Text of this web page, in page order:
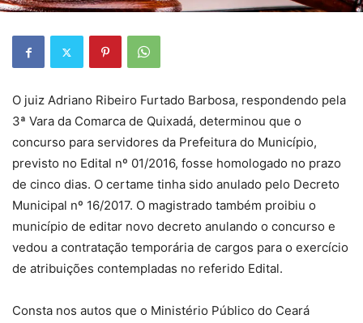
O juiz Adriano Ribeiro Furtado Barbosa, respondendo pela
3ª Vara da Comarca de Quixadá, determinou que o
concurso para servidores da Prefeitura do Município,
previsto no Edital nº 01/2016, fosse homologado no prazo
de cinco dias. O certame tinha sido anulado pelo Decreto
Municipal nº 16/2017. O magistrado também proibiu o
município de editar novo decreto anulando o concurso e
vedou a contratação temporária de cargos para o exercício
de atribuições contempladas no referido Edital.
Consta nos autos que o Ministério Público do Ceará